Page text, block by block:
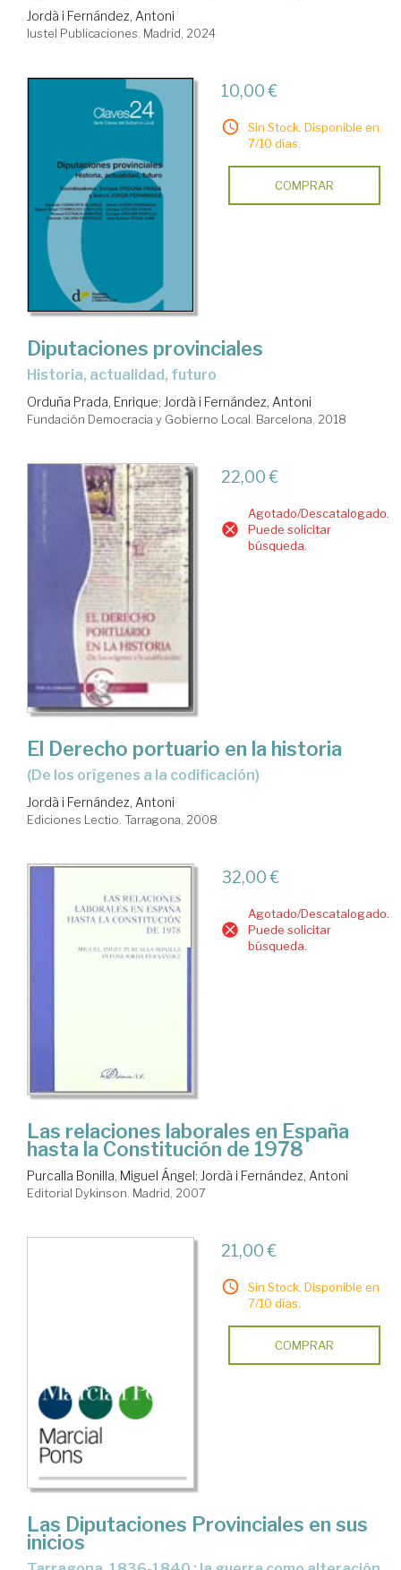
Jordà i Fernández, Antoni
Iustel Publicaciones. Madrid, 2024
10,00 €
Sin Stock. Disponible en
7/10 días.
COMPRAR
Diputaciones provinciales
historia, actualidad, futuro
Orduña Prada, Enrique; Jordà i Fernández, Antoni
Fundación Democracia y Gobierno Local. Barcelona, 2018
22,00 €
Agotado/Descatalogado.
Puede solicitar
búsqueda.
El Derecho portuario en la historia
(de los orígenes a la codificación)
Jordà i Fernández, Antoni
Ediciones Lectio. Tarragona, 2008
32,00 €
Agotado/Descatalogado.
Puede solicitar
búsqueda.
Las relaciones laborales en España
hasta la Constitución de 1978
Purcalla Bonilla, Miguel Ángel; Jordà i Fernández, Antoni
Editorial Dykinson. Madrid, 2007
21,00 €
Sin Stock. Disponible en
7/10 días.
COMPRAR
Las Diputaciones Provinciales en sus
inicios